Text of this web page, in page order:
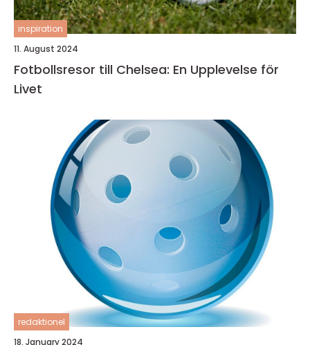
inspiration
11. August 2024
Fotbollsresor till Chelsea: En Upplevelse för
Livet
redaktionel
18. January 2024